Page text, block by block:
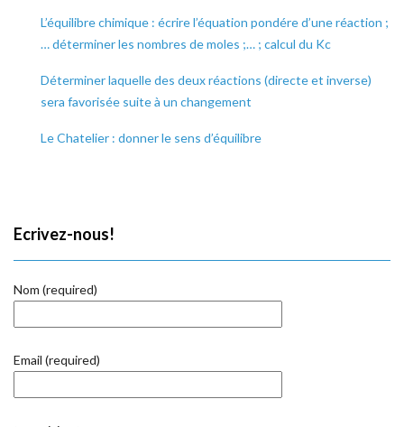
L’équilibre chimique : écrire l’équation pondére d’une réaction ;
… déterminer les nombres de moles ;… ; calcul du Kc
Déterminer laquelle des deux réactions (directe et inverse)
sera favorisée suite à un changement
Le Chatelier : donner le sens d’équilibre
Ecrivez-nous!
Nom (required)
Email (required)